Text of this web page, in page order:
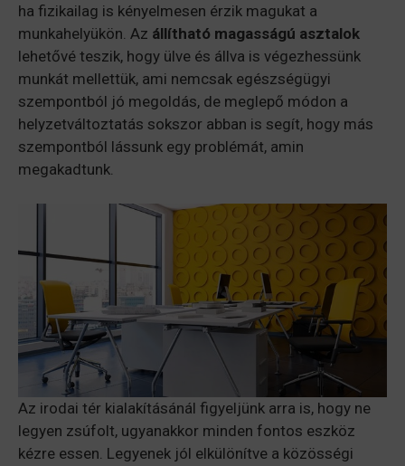
ha fizikailag is kényelmesen érzik magukat a
munkahelyükön. Az állítható magasságú asztalok
lehetővé teszik, hogy ülve és állva is végezhessünk
munkát mellettük, ami nemcsak egészségügyi
szempontból jó megoldás, de meglepő módon a
helyzetváltoztatás sokszor abban is segít, hogy más
szempontból lássunk egy problémát, amin
megakadtunk.
Az irodai tér kialakításánál figyeljünk arra is, hogy ne
legyen zsúfolt, ugyanakkor minden fontos eszköz
kézre essen. Legyenek jól elkülönítve a közösségi